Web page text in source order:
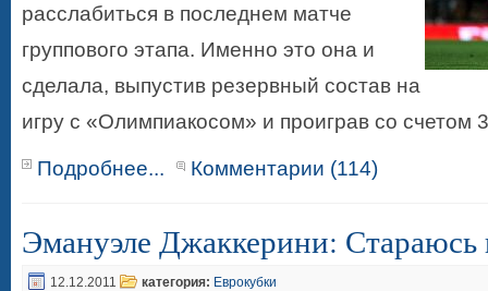
расслабиться в последнем матче
группового этапа. Именно это она и
сделала, выпустив резервный состав на
игру с «Олимпиакосом» и проиграв со счетом
Подробнее... Комментарии (114)
Эмануэле Джаккерини: Стараюсь
12.12.2011 категория: Еврокубки